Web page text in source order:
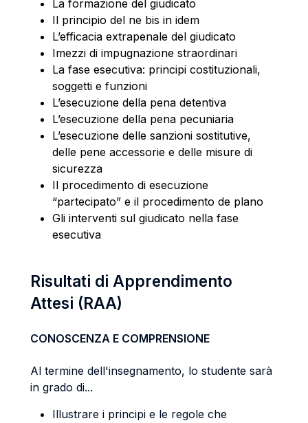
La formazione del giudicato
Il principio del ne bis in idem
L’efficacia extrapenale del giudicato
Imezzi di impugnazione straordinari
La fase esecutiva: principi costituzionali,
soggetti e funzioni
L’esecuzione della pena detentiva
L’esecuzione della pena pecuniaria
L’esecuzione delle sanzioni sostitutive,
delle pene accessorie e delle misure di
sicurezza
Il procedimento di esecuzione
“partecipato” e il procedimento de plano
Gli interventi sul giudicato nella fase
esecutiva
Risultati di Apprendimento
Attesi (RAA)
CONOSCENZA E COMPRENSIONE
Al termine dell'insegnamento, lo studente sarà
in grado di...
Illustrare i principi e le regole che